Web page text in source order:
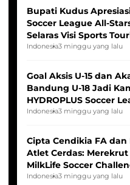
Bupati Kudus
Soccer League All-
Selaras Visi Sports
Indonesia3 minggu yang lalu
Goal Aksis U-15 dan
Bandung U-18 Jadi
HYDROPLUS Soccer
2025/2026
Indonesia3 minggu yang lalu
Cipta Cendikia FA dan
Atlet Cerdas:
MilkLife Soccer
HYDROPLUS Soccer
Indonesia3 minggu yang lalu